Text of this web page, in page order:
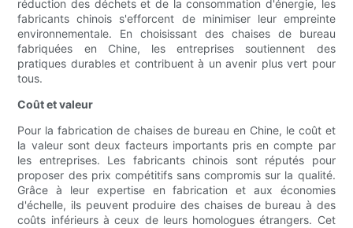
réduction des déchets et de la consommation d'énergie, les
fabricants chinois s'efforcent de minimiser leur empreinte
environnementale. En choisissant des chaises de bureau
fabriquées en Chine, les entreprises soutiennent des
pratiques durables et contribuent à un avenir plus vert pour
tous.
Coût et valeur
Pour la fabrication de chaises de bureau en Chine, le coût et
la valeur sont deux facteurs importants pris en compte par
les entreprises. Les fabricants chinois sont réputés pour
proposer des prix compétitifs sans compromis sur la qualité.
Grâce à leur expertise en fabrication et aux économies
d'échelle, ils peuvent produire des chaises de bureau à des
coûts inférieurs à ceux de leurs homologues étrangers. Cet